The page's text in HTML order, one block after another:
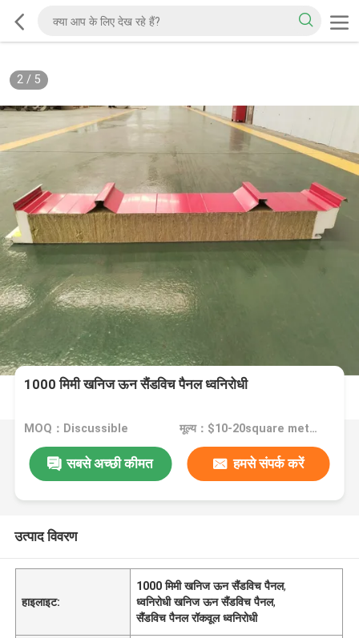
2/ 5
1000 मिमी खनिज ऊन सैंडविच पैनल ध्वनिरोधी
MOQ：Discussible मूल्य：$10-20square meter
सबसे अच्छी कीमत हमसे संपर्क करें
उत्पाद विवरण
हाइलाइट:
1000 मिमी खनिज ऊन सैंडविच पैनल,
ध्वनिरोधी खनिज ऊन सैंडविच पैनल,
सैंडविच पैनल रॉकवूल ध्वनिरोधी